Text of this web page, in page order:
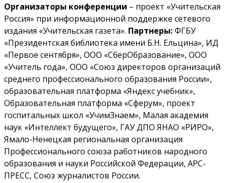
Организаторы конференции – проект «Учительская
Россия» при информационной поддержке сетевого
издания «Учительская газета». Партнеры:ФГБУ
«Президентская библиотека имени Б.Н. Ельцина», ИД
«Первое сентября», ООО «СберОбразование», ООО
«Учитель года», ООО «Союз директоров организаций
среднего профессионального образования России»,
образовательная платформа «Яндекс учебник»,
Образовательная платформа «Сферум», проект
госпитальных школ «УчимЗнаем», Малая академия
наук «Интеллект будущего», ГАУ ДПО ЯНАО «РИРО»,
Ямало-Ненецкая региональная организация
Профессионального союза работников народного
образования и науки Российской Федерации, АРС-
ПРЕСС, Союз журналистов России.